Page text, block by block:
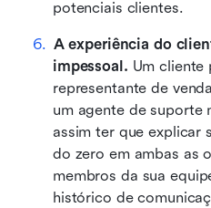
potenciais clientes.
A experiência do
impessoal. Um cliente
representante de
um agente de suporte
assim ter que explicar
do zero em ambas as
membros da sua
histórico de